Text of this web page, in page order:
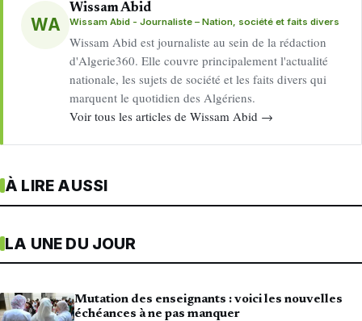
WA
Wissam Abid
Wissam Abid - Journaliste – Nation, société et faits divers
Wissam Abid est journaliste au sein de la rédaction
d'Algerie360. Elle couvre principalement l'actualité
nationale, les sujets de société et les faits divers qui
marquent le quotidien des Algériens.
Voir tous les articles de Wissam Abid →
À LIRE AUSSI
LA UNE DU JOUR
Mutation des enseignants : voici les nouvelles
échéances à ne pas manquer